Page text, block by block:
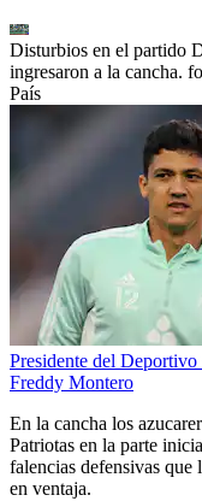
Disturbios en el partido
ingresaron a la cancha.
País
Presidente del
Freddy Montero
En la cancha los
Patriotas en la parte
falencias defensivas que
en ventaja.